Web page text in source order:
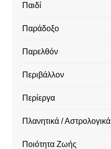
Παιδί
Παράδοξο
Παρελθόν
Περιβάλλον
Περίεργα
Πλανητικά / Αστρολογικά
Ποιότητα Ζωής